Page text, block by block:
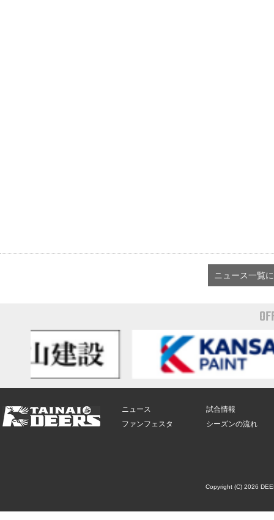
ニュース一覧
ニュース
ファンフェスタ
試合情報
シーズンの流れ
Copyright (C) 2026